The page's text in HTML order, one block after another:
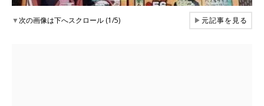
▼次の画像は下へスクロール (1/5) ▶元記事を見る